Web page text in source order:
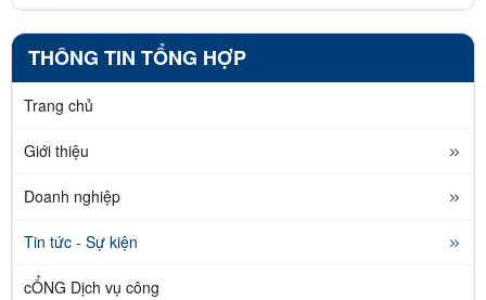
THÔNG TIN TỔNG HỢP
Trang chủ
Giới thiệu
Doanh nghiệp
Tin tức - Sự kiện
cỔNG Dịch vụ công